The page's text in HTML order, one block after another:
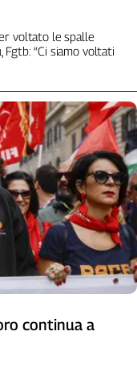
voltato le spalle
“Ci siamo voltati
continua a